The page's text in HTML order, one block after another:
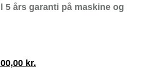
5 års garanti på maskine og
kr.